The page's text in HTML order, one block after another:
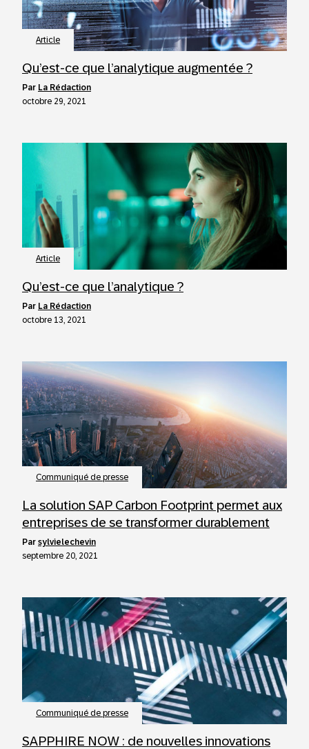
Article
Qu’est-ce que l’analytique augmentée ?
par La Rédaction
octobre 29, 2021
Article
Qu’est-ce que l’analytique ?
par La Rédaction
octobre 13, 2021
Communiqué de presse
La solution SAP Carbon Footprint permet aux
entreprises de se transformer durablement
par sylvielechevin
septembre 20, 2021
Communiqué de presse
SAPPHIRE NOW : de nouvelles innovations